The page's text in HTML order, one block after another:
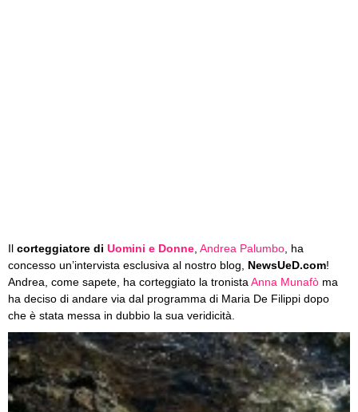
Il corteggiatore di Uomini e Donne Andrea Palumbo , ha
concesso un’intervista esclusiva al nostro blog, NewsUeD.com!
Andrea, come sapete, ha corteggiato la tronista Anna Munafò ma
ha deciso di andare via dal programma di Maria De Filippi dopo
che è stata messa in dubbio la sua veridicità.